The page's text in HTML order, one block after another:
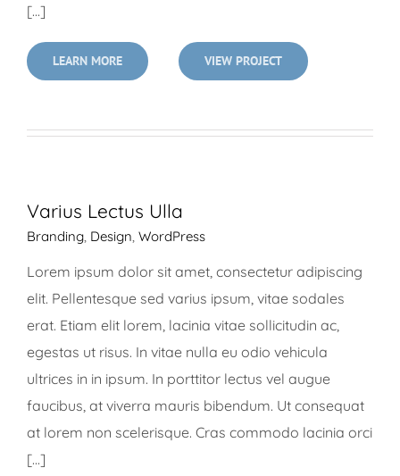
[...]
LEARN MORE VIEW PROJECT
Varius Lectus Ulla
Branding Design WordPress
Lorem ipsum dolor sit amet, consectetur adipiscing
elit. Pellentesque sed varius ipsum, vitae sodales
erat. Etiam elit lorem, lacinia vitae sollicitudin ac,
egestas ut risus. In vitae nulla eu odio vehicula
ultrices in in ipsum. In porttitor lectus vel augue
faucibus, at viverra mauris bibendum. Ut consequat
at lorem non scelerisque. Cras commodo lacinia orci
[...]